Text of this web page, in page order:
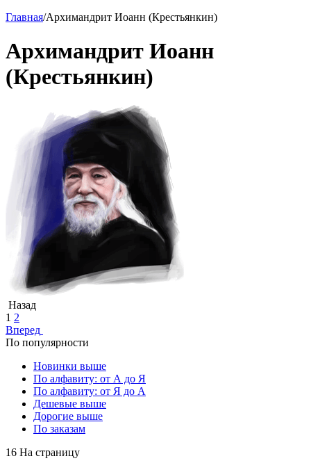
Главная/Архимандрит Иоанн (Крестьянкин)
Архимандрит Иоанн
(Крестьянкин)
Назад
1 2
Вперед
По популярности
Новинки выше
По алфавиту: от А до Я
По алфавиту: от Я до А
Дешевые выше
Дорогие выше
По заказам
16 На страницу